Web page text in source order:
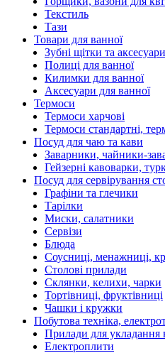
Текстиль
Тази
Товари для ванної
Зубні щітки та
Полиці для ванної
Килимки для ванної
Аксесуари для ванної
Термоси
Термоси харчові
Термоси стандартні,
Посуд для чаю та кави
Заварники, чайники-
Гейзерні кавоварки,
Посуд для сервірування
Графіни та глечики
Тарілки
Миски, салатники
Сервізи
Блюда
Соусниці, менажниці,
Столові прилади
Склянки, келихи, чарки
Тортівниці, фруктівниці
Чашки і кружки
Побутова техніка,
Прилади для укладання
Електроплити